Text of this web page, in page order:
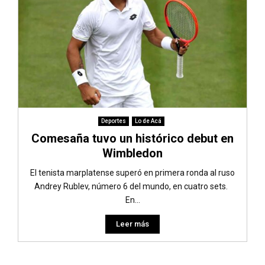
Deportes Lo de Acá
Comesaña tuvo un histórico debut en
Wimbledon
El tenista marplatense superó en primera ronda al ruso
Andrey Rublev, número 6 del mundo, en cuatro sets.
En...
Leer más